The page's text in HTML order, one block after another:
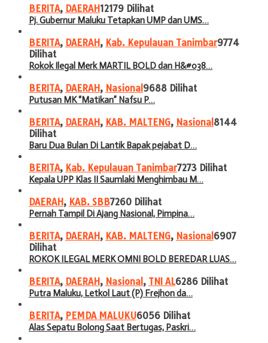
BERITA, DAERAH12179 Dilihat
Pj. Gubernur Maluku Tetapkan UMP dan UMS…
BERITA, DAERAH, Kab. Kepulauan Tanimbar9774
Dilihat
Rokok Ilegal Merk MARTIL BOLD dan H&#038…
BERITA, DAERAH, Nasional 9688 Dilihat
Putusan MK “Matikan” Nafsu P…
BERITA, DAERAH, KAB. MALTENG, Nasional 8144
Dilihat
Baru Dua Bulan Di Lantik Bapak pejabat D…
BERITA, Kab. Kepulauan Tanimbar7273 Dilihat
Kepala UPP Klas II Saumlaki Menghimbau M…
DAERAH, KAB. SBB7260 Dilihat
Pernah Tampil Di Ajang Nasional, Pimpina…
BERITA, DAERAH, KAB. MALTENG, Nasional 6907
Dilihat
ROKOK ILEGAL MERK OMNI BOLD BEREDAR LUAS…
BERITA, DAERAH, Nasional , TNI AL6286 Dilihat
Putra Maluku, Letkol Laut (P) Frejhon da…
BERITA, PEMDA MALUKU6056 Dilihat
Alas Sepatu Bolong Saat Bertugas, Paskri…